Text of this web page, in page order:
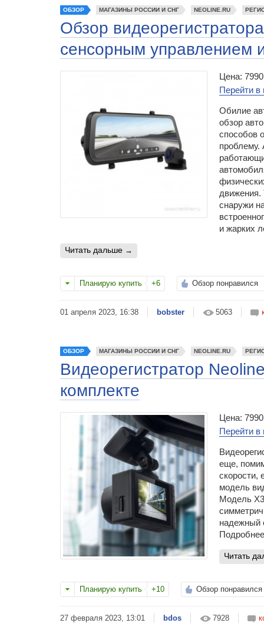
ОБЗОР МАГАЗИНЫ РОССИИ И СНГ NEOLINE.RU
Обзор
сенсорным управлением
Цена:
Перейти в
Обилие
обзор
способов
проблему.
движения.
снаружи
и жарких
читать дальше
Планирую купить +6 Обзор понравился
01 апреля 2023, 16:38 bobster 5063
ОБЗОР МАГАЗИНЫ РОССИИ И СНГ NEOLINE.RU
Видеорегистратор
комплекте
Цена:
Перейти в
еще,
скорости,
модель
Модель
надежный
читать
Планирую купить +10 Обзор понравился
27 февраля 2023, 13:01 bdos 7928